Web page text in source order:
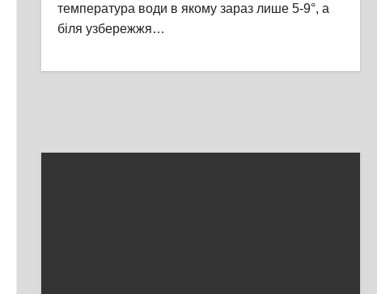
температура води в якому зараз лише 5-9°, а
біля узбережжя…